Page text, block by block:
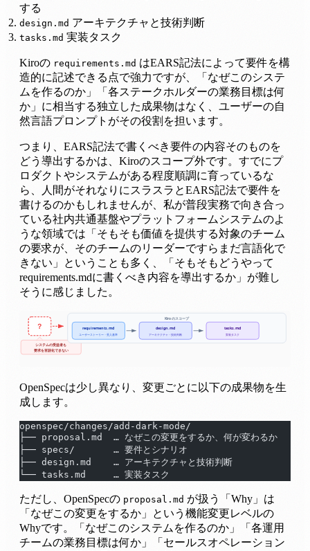
する
design.md アーキテクチャと技術判断
tasks.md 実装タスク
Kiroの requirements.md はEARS記法によって要件を構
造的に記述できる点で強力ですが、「なぜこのシステ
ムを作るのか」「各ステークホルダーの業務目標は何
か」に相当する独立した成果物はなく、ユーザーの自
然言語プロンプトがその役割を担います。
つまり、EARS記法で書くべき要件の内容そのものを
どう導出するかは、Kiroのスコープ外です。すでにプ
ロダクトやシステムがある程度順調に育っているな
ら、人間がそれなりにスラスラとEARS記法で要件を
書けるのかもしれませんが、私が普段実務で向き合っ
ている社内共通基盤やプラットフォームシステムのよ
うな領域では「そもそも価値を提供する対象のチーム
の要求が、そのチームのリーダーですらまだ言語化で
きない」ということも多く、「そもそもどうやって
requirements.mdに書くべき内容を導出するか」が難し
そうに感じました。
OpenSpecは少し異なり、変更ごとに以下の成果物を生
成します。
openspec/changes/add-dark-mode/
├── proposal.md  … なぜこの変更をするか、何が変わるか
├── specs/       … 要件とシナリオ
├── design.md    … アーキテクチャと技術判断
└── tasks.md     … 実装タスク
ただし、OpenSpecの proposal.md が扱う「Why」は
「なぜこの変更をするか」という機能変更レベルの
Whyです。「なぜこのシステムを作るのか」「各運用
チームの業務目標は何か」「セールスオペレーション